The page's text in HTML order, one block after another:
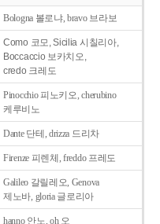
Bologna 볼로냐, bravo 브라보
Como 코모, Sicilia 시칠리아,
Boccaccio 보카치오,
credo 크레도
Pinocchio 피노키오, cherubino
케루비노
Dante 단테, drizza 드리차
Firenze 피렌체, freddo 프레도
Galileo 갈릴레오, Genova
제노바, gloria 글로리아
hanno 안노, oh 오